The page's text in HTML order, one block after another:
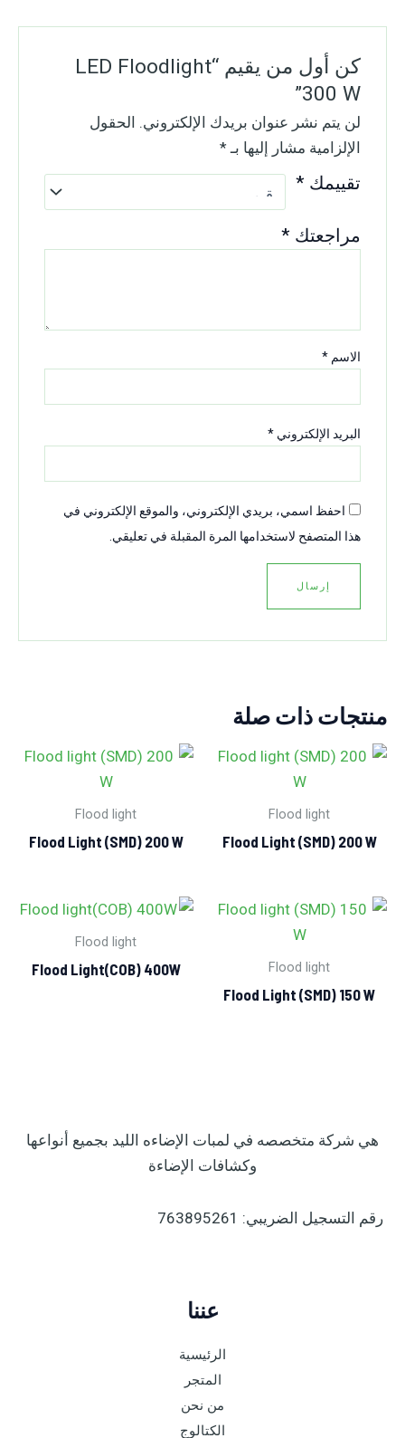
كن أول من يقيم “LED Floodlight
300 W”
لن يتم نشر عنوان بريدك الإلكتروني. الحقول
الإلزامية مشار إليها بـ*
تقييمك *
مراجعتك *
الاسم*
البريد الإلكتروني*
احفظ اسمي، بريدي الإلكتروني، والموقع الإلكتروني في
هذا المتصفح لاستخدامها المرة المقبلة في تعليقي.
منتجات ذات صلة
Flood light
Flood Light (SMD) 200 W
Flood light
Flood Light (SMD) 200 W
Flood light
Flood Light (SMD) 150 W
Flood light
Flood Light(COB) 400W
هي شركة متخصصه في لمبات الإضاءه الليد بجميع أنواعها
وكشافات الإضاءة
رقم التسجيل الضريبي: 763895261
عننا
الرئيسية
المتجر
من نحن
الكتالوج